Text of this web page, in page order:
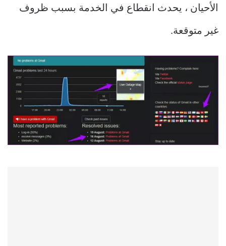
الأحيان ، يحدث انقطاع في الخدمة بسبب ظروف
غير متوقعة.